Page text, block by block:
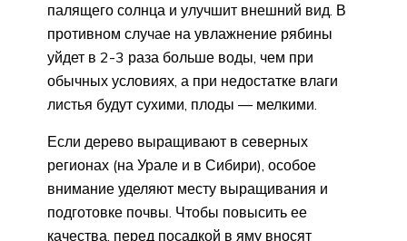
палящего солнца и улучшит внешний вид. В
противном случае на увлажнение рябины
уйдет в 2-3 раза больше воды, чем при
обычных условиях, а при недостатке влаги
листья будут сухими, плоды — мелкими.
Если дерево выращивают в северных
регионах (на Урале и в Сибири), особое
внимание уделяют месту выращивания и
подготовке почвы. Чтобы повысить ее
качества, перед посадкой в яму вносят